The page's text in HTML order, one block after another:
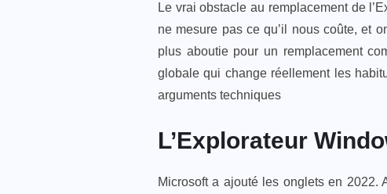
Le vrai obstacle au remplacement de
ne mesure pas ce qu’il nous coûte, et
plus aboutie pour un remplacement
globale qui change réellement les
arguments techniques
L’Explorateur
Microsoft a ajouté les onglets en 2022.